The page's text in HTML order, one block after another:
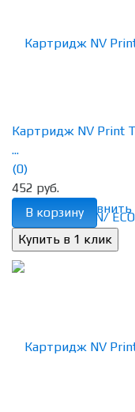
избранное сравнить
Картридж NV Print
...
(0)
452 руб.
В корзину